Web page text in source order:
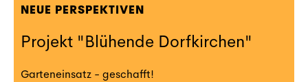
NEUE PERSPEKTIVEN
Projekt "Blühende Dorfkirchen"
Garteneinsatz - geschafft!